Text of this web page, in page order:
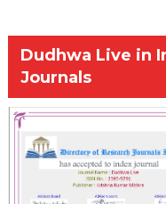
Dudhwa Live in
Journals